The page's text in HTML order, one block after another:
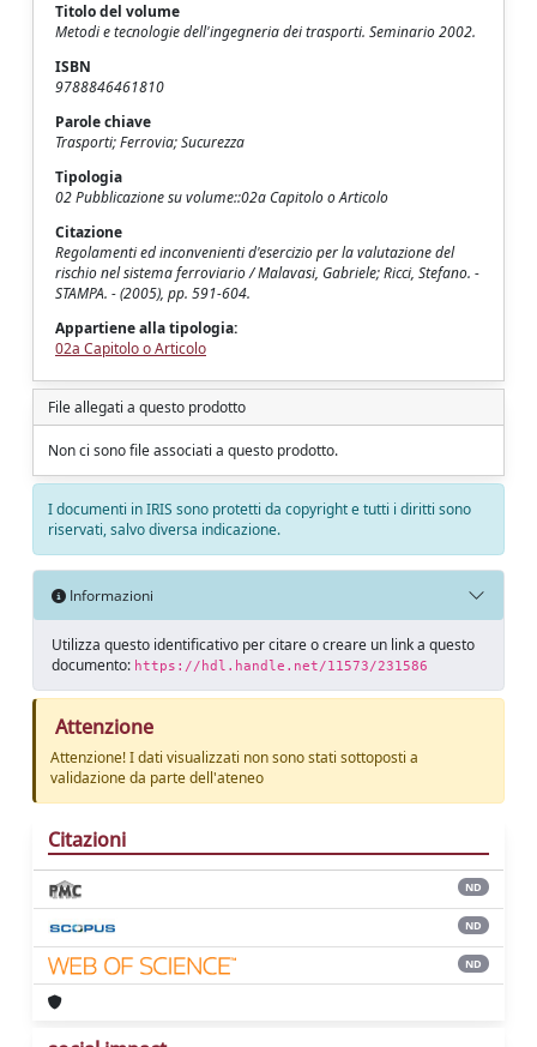
Titolo del volume
Metodi e tecnologie dell'ingegneria dei trasporti. Seminario 2002.
ISBN
9788846461810
Parole chiave
Trasporti; Ferrovia; Sucurezza
Tipologia
02 Pubblicazione su volume::02a Capitolo o Articolo
Citazione
Regolamenti ed inconvenienti d'esercizio per la valutazione del
rischio nel sistema ferroviario / Malavasi, Gabriele; Ricci, Stefano. -
STAMPA. - (2005), pp. 591-604.
Appartiene alla tipologia:
02a Capitolo o Articolo
File allegati a questo prodotto
Non ci sono file associati a questo prodotto.
I documenti in IRIS sono protetti da copyright e tutti i diritti sono
riservati, salvo diversa indicazione.
Informazioni
Utilizza questo identificativo per citare o creare un link a questo
documento: https://hdl.handle.net/11573/231586
Attenzione
Attenzione! I dati visualizzati non sono stati sottoposti a
validazione da parte dell'ateneo
Citazioni
ND
ND
ND